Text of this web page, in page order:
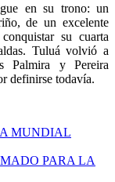
en su trono: un
de un excelente
su cuarta
Tuluá volvió a
Palmira y Pereira
definirse todavía.
MUNDIAL
PARA LA